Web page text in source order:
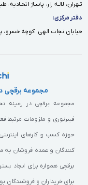
تـهران، لالـه زار، پاسـاژ اتحـاديه،
دفتر مركزى:
خيابان نجات الهى، كوچه خسرو، پلاك٢٧، واحد ٢،
مجموعه برقچی
مجموعه برقچی در زمینه
فیبرنوری و ملزومات مرتبط
حوزه کسب و کارهای
کنندگان و عمده فروشان به
برقچی همواره برای ایجاد
برای خریداران و فروشندگان